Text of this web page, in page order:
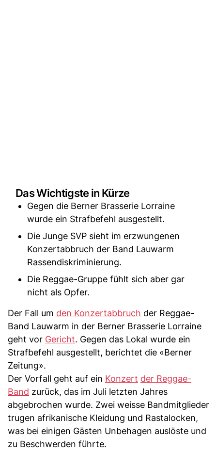
Das Wichtigste in Kürze
Gegen die Berner Brasserie Lorraine
wurde ein Strafbefehl ausgestellt.
Die Junge SVP sieht im erzwungenen
Konzertabbruch der Band Lauwarm
Rassendiskriminierung.
Die Reggae-Gruppe fühlt sich aber gar
nicht als Opfer.
Der Fall um den Konzertabbruch der Reggae-
Band Lauwarm in der Berner Brasserie Lorraine
geht vor Gericht. Gegen das Lokal wurde ein
Strafbefehl ausgestellt, berichtet die «Berner
Zeitung».
Der Vorfall geht auf ein Konzert der Reggae-
Band zurück, das im Juli letzten Jahres
abgebrochen wurde. Zwei weisse Bandmitglieder
trugen afrikanische Kleidung und Rastalocken,
was bei einigen Gästen Unbehagen auslöste und
zu Beschwerden führte.